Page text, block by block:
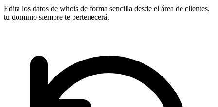
Edita los datos de whois de forma sencilla desde el área de clientes,
tu dominio siempre te pertenecerá.